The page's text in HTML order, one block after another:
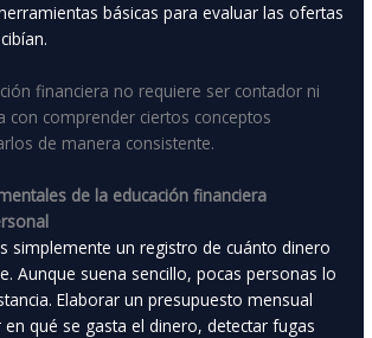
básicas para evaluar las ofertas
financiera no requiere ser contador ni
con comprender ciertos conceptos
de manera consistente.
de la educación financiera
simplemente un registro de cuánto dinero
Aunque suena sencillo, pocas personas lo
Elaborar un presupuesto mensual
qué se gasta el dinero, detectar fugas